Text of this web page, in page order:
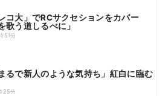
コ大」でRCサクセションをカバー
歌う道しるべに」
51分
るで新人のような気持ち」紅白に臨む
25分